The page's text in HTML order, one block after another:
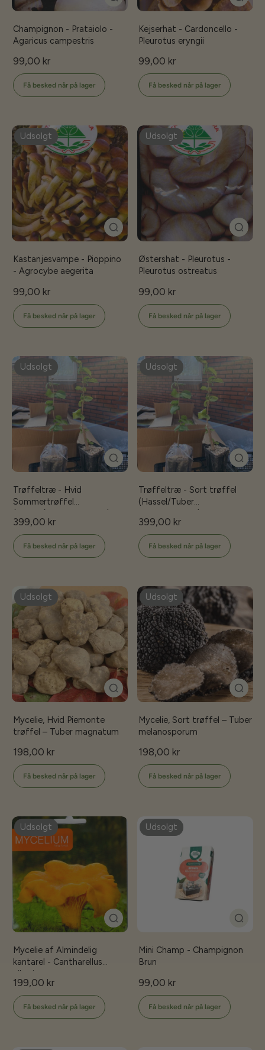
Champignon - Prataiolo -
Agaricus campestris
99,00 kr
Få besked når på lager
Kejserhat - Cardoncello -
Pleurotus eryngii
99,00 kr
Få besked når på lager
Udsolgt
Kastanjesvampe - Pioppino
- Agrocybe aegerita
99,00 kr
Få besked når på lager
Udsolgt
Østershat - Pleurotus -
Pleurotus ostreatus
99,00 kr
Få besked når på lager
Udsolgt
Trøffeltræ - Hvid
Sommertrøffel
(Hassel/Tuber aestivum)
399,00 kr
Få besked når på lager
Udsolgt
Trøffeltræ - Sort trøffel
(Hassel/Tuber
melanosporum)
399,00 kr
Få besked når på lager
Udsolgt
Mycelie, Hvid Piemonte
trøffel – Tuber magnatum
198,00 kr
Få besked når på lager
Udsolgt
Mycelie, Sort trøffel – Tuber
melanosporum
198,00 kr
Få besked når på lager
Udsolgt
Mycelie af Almindelig
kantarel - Cantharellus
cibarius
199,00 kr
Få besked når på lager
Udsolgt
Mini Champ - Champignon
Brun
99,00 kr
Få besked når på lager